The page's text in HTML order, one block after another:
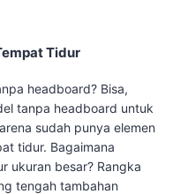
Tidur
headboard? Bisa,
tanpa headboard untuk
sudah punya elemen
tidur. Bagaimana
ukuran besar? Rangka
tengah tambahan